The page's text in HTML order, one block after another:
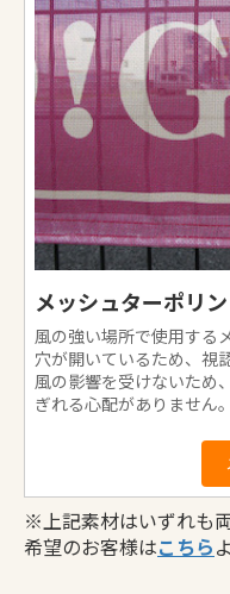
お買い物を
カート
メッシュターポリン
風の強い場所で使用する
穴が開いているため、視
風の影響を受けないため
ぎれる心配がありません。
※上記素材はいずれも
希望のお客様はこちら